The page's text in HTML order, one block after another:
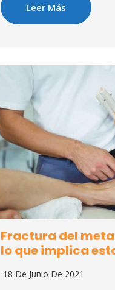
Leer Más
Fractura del
lo que implica
18 De Junio De 2021